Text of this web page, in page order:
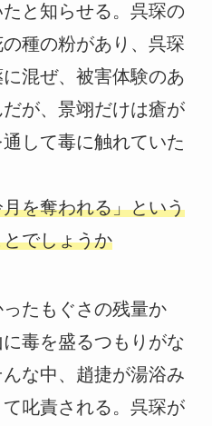
と知らせる。呉琛の
種の粉があり、呉琛
混ぜ、被害体験のあ
が、景翊だけは瘡が
して毒に触れていた
を奪われる」という
でしょうか
たもぐさの残量か
毒を盛るつもりがな
な中、趙捷が湯浴み
叱責される。呉琛が